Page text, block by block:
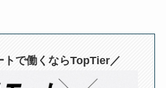
トで働くならTopTier／